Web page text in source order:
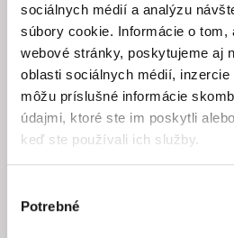
sociálnych médií a analýzu
súbory cookie. Informácie o tom,
webové stránky, poskytujeme aj
oblasti sociálnych médií,
môžu príslušné informácie
údajmi, ktoré ste im poskytli
keď ste používali ich služby.
súhlasu
Potrebné
Súvisiace filmy (9)
Vladimír Turner
Za uhelnou oponou
Martin Ryšavý
Na vode